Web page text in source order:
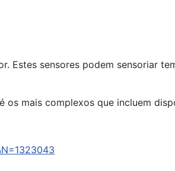
Estes sensores podem sensoriar
mais complexos que incluem